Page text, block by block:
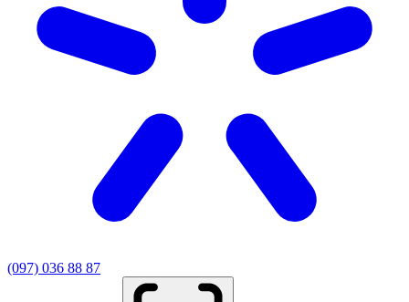
(097) 036 88 87